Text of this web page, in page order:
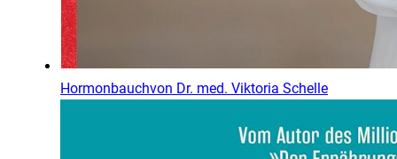
Hormonbauchvon Dr. med. Viktoria Schelle